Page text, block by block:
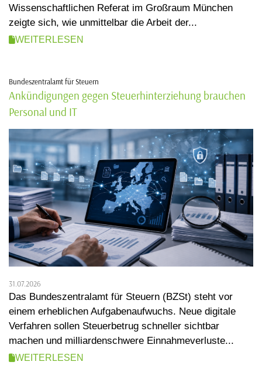
Wissenschaftlichen Referat im Großraum München
zeigte sich, wie unmittelbar die Arbeit der...
WEITERLESEN
Bundeszentralamt für Steuern
Ankündigungen gegen Steuerhinterziehung brauchen
Personal und IT
31.07.2026
Das Bundeszentralamt für Steuern (BZSt) steht vor
einem erheblichen Aufgabenaufwuchs. Neue digitale
Verfahren sollen Steuerbetrug schneller sichtbar
machen und milliardenschwere Einnahmeverluste...
WEITERLESEN